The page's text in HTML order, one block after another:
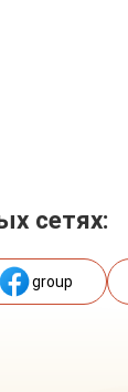
сетях:
group